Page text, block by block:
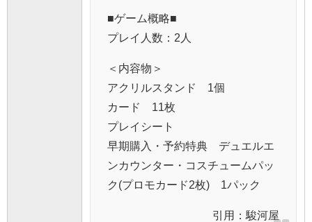
■ゲーム概略■
プレイ人数：2人
＜内容物＞
アクリルスタンド 1個
カード 11枚
プレイシート
早期購入・予約特典 デュエルエ
ンカウンター・コスチュームパッ
ク(プロモカード2枚) 1パック
引用： 駿河屋